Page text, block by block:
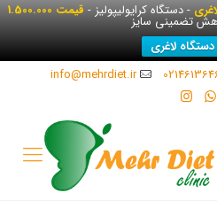
- دستگاه کرایولیپولیز - قیمت 1.500.000
تضمینی سایز
لاغری
info@mehrdiet.ir